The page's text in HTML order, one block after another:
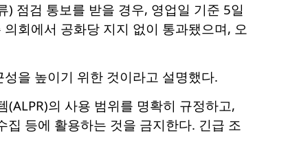
점검 통보를 받을 경우, 영업일 기준 5일
회에서 공화당 지지 없이 통과됐으며, 오
을 높이기 위한 것이라고 설명했다.
의 사용 범위를 명확히 규정하고,
등에 활용하는 것을 금지한다. 긴급 조